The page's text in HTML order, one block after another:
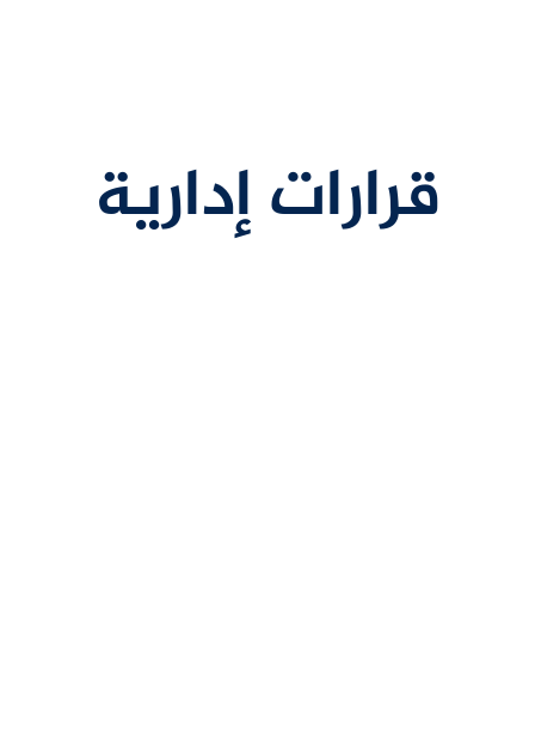
قرارات إدارية